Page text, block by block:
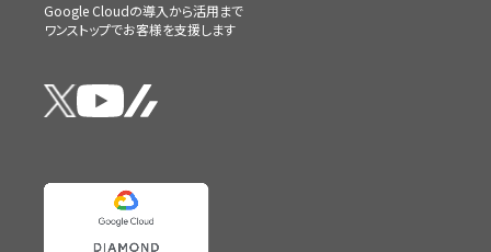
Google Cloudの導入から活用まで
ワンストップでお客様を支援します